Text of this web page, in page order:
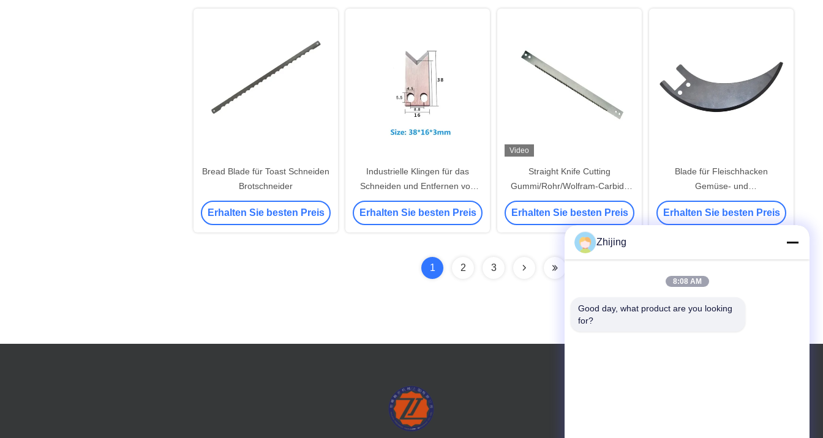
Bread Blade für Toast Schneiden
Brotschneider
Erhalten Sie besten Preis
Industrielle Klingen für das
Schneiden und Entfernen von
Draht für
Drahtentfernungsmaschinen
Erhalten Sie besten Preis
Video
Straight Knife Cutting
Gummi/Rohr/Wolfram-Carbide
Cutter Blade
Erhalten Sie besten Preis
Blade für Fleischhacken
Gemüse- und
Lebensmittelverarbeitungsmaschinen
Mischmaschinenteile
Erhalten Sie besten Preis
1 2 3
Zhijing
8:08 AM
Good day, what product are you looking
for?